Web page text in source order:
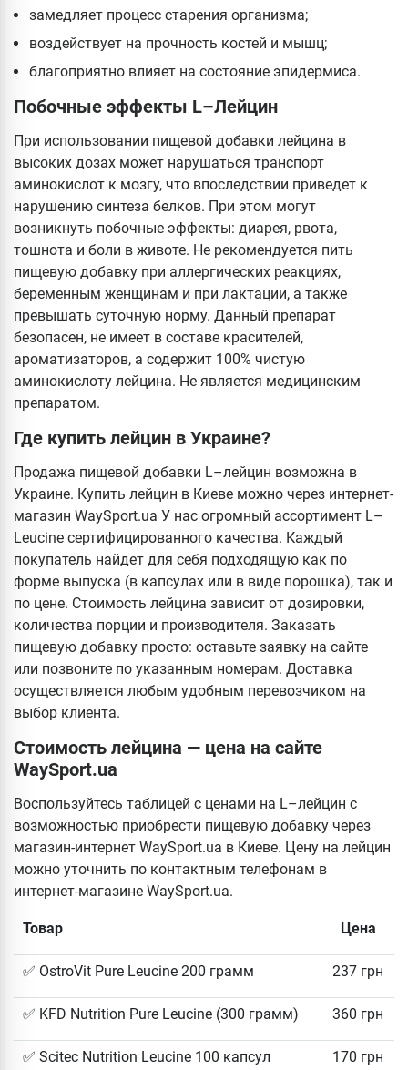
замедляет процесс старения организма;
воздействует на прочность костей и мышц;
благоприятно влияет на состояние эпидермиса.
Побочные эффекты L–Лейцин
При использовании пищевой добавки лейцина в
высоких дозах может нарушаться транспорт
аминокислот к мозгу, что впоследствии приведет к
нарушению синтеза белков. При этом могут
возникнуть побочные эффекты: диарея, рвота,
тошнота и боли в животе. Не рекомендуется пить
пищевую добавку при аллергических реакциях,
беременным женщинам и при лактации, а также
превышать суточную норму. Данный препарат
безопасен, не имеет в составе красителей,
ароматизаторов, а содержит 100% чистую
аминокислоту лейцина. Не является медицинским
препаратом.
Где купить лейцин в Украине?
Продажа пищевой добавки L–лейцин возможна в
Украине. Купить лейцин в Киеве можно через интернет-
магазин WaySport.ua У нас огромный ассортимент L–
Leucine сертифицированного качества. Каждый
покупатель найдет для себя подходящую как по
форме выпуска (в капсулах или в виде порошка), так и
по цене. Стоимость лейцина зависит от дозировки,
количества порции и производителя. Заказать
пищевую добавку просто: оставьте заявку на сайте
или позвоните по указанным номерам. Доставка
осуществляется любым удобным перевозчиком на
выбор клиента.
Стоимость лейцина — цена на сайте
WaySport.ua
Воспользуйтесь таблицей с ценами на L–лейцин с
возможностью приобрести пищевую добавку через
магазин-интернет WaySport.ua в Киеве. Цену на лейцин
можно уточнить по контактным телефонам в
интернет-магазине WaySport.ua.
Товар Цена
✅ OstroVit Pure Leucine 200 грамм 237 грн
✅ KFD Nutrition Pure Leucine (300 грамм) 360 грн
✅ Scitec Nutrition Leucine 100 капсул 170 грн